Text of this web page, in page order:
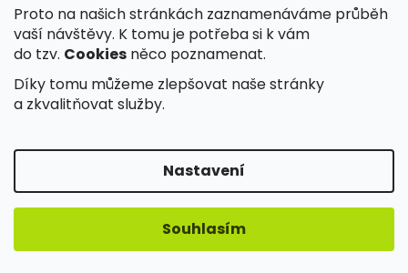
Proto na našich stránkách zaznamenáváme průběh
vaší návštěvy. K tomu je potřeba si k vám
do tzv. Cookies něco poznamenat.
Díky tomu můžeme zlepšovat naše stránky
a zkvalitňovat služby.
Nastavení
Souhlasím
✓Spolehlivé doručení a snadné vyzvednutí
Potřebujete pomoci?
×